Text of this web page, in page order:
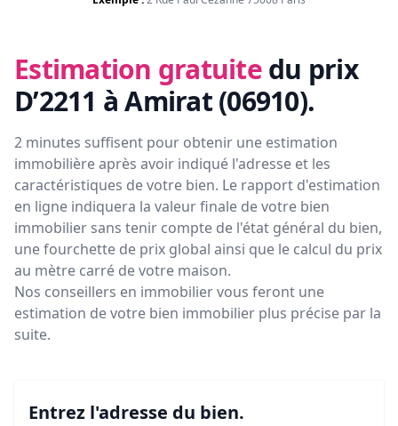
Estimation gratuite du prix
D’2211 à Amirat (06910).
2 minutes suffisent pour obtenir une estimation
immobilière après avoir indiqué l'adresse et les
caractéristiques de votre bien. Le rapport d'estimation
en ligne indiquera la valeur finale de votre bien
immobilier sans tenir compte de l'état général du bien,
une fourchette de prix global ainsi que le calcul du prix
au mètre carré de votre maison.
Nos conseillers en immobilier vous feront une
estimation de votre bien immobilier plus précise par la
suite.
Entrez l'adresse du bien.